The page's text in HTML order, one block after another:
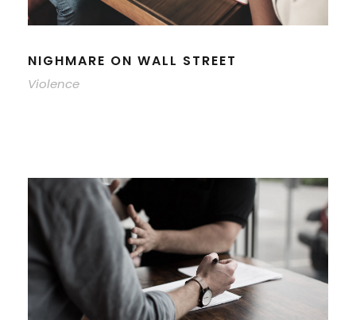
NIGHMARE ON WALL STREET
Violence